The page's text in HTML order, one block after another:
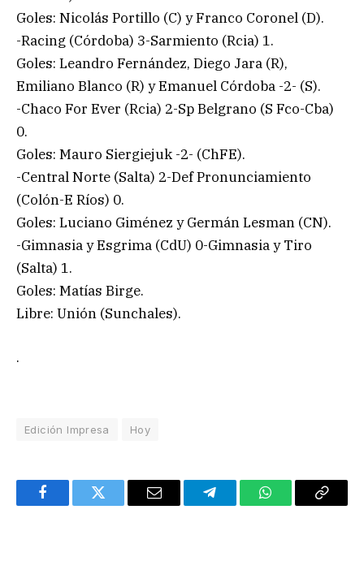
Goles: Nicolás Portillo (C) y Franco Coronel (D).
-Racing (Córdoba) 3-Sarmiento (Rcia) 1.
Goles: Leandro Fernández, Diego Jara (R),
Emiliano Blanco (R) y Emanuel Córdoba -2- (S).
-Chaco For Ever (Rcia) 2-Sp Belgrano (S Fco-Cba)
0.
Goles: Mauro Siergiejuk -2- (ChFE).
-Central Norte (Salta) 2-Def Pronunciamiento
(Colón-E Ríos) 0.
Goles: Luciano Giménez y Germán Lesman (CN).
-Gimnasia y Esgrima (CdU) 0-Gimnasia y Tiro
(Salta) 1.
Goles: Matías Birge.
Libre: Unión (Sunchales).
.
Edición Impresa Hoy
FacebookTwitter Email TelegramWhatsAppCopy